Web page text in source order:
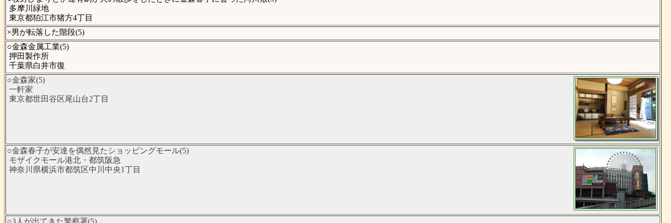
多摩川緑地
東京都狛江市猪方4丁目
×男が転落した階段(5)
○金森金属工業(5)
押田製作所
千葉県白井市復
○金森家(5)
一軒家
東京都世田谷区尾山台2丁目
○金森春子が安達を偶然見たショッピングモール(5)
モザイクモール港北・都筑阪急
神奈川県横浜市都筑区中川中央1丁目
○3人が出てきた警察署(5)